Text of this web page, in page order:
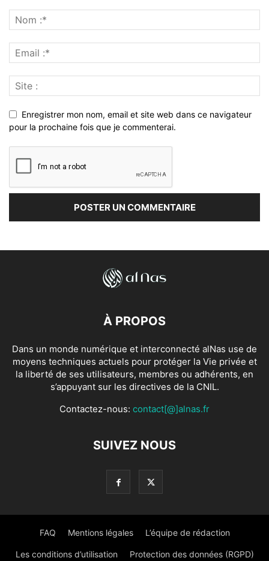
Enregistrer mon nom, email et site web dans ce navigateur
pour la prochaine fois que je commenterai.
À PROPOS
Dans un monde numérique et interconnecté alNas use de
moyens techniques actuels pour protéger la Vie privée et
la liberté de ses utilisateurs, membres ou adhérents, en
s’appuyant sur les directives de la CNIL.
Contactez-nous: contact[@]alnas.fr
SUIVEZ NOUS
FAQ Mentions légales L’équipe de rédaction
Les conditions d’utilisation Protection des données (RGPD)